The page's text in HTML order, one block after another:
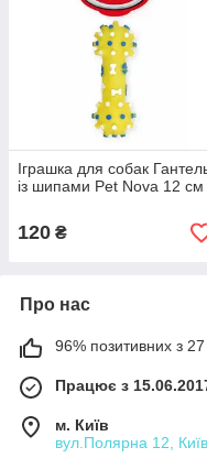
Іграшка для собак
із шипами Pet Nova 12 см
120 ₴
Про нас
96% позитивних з 27
Працює з
м. Київ
вул.Полярна 12,